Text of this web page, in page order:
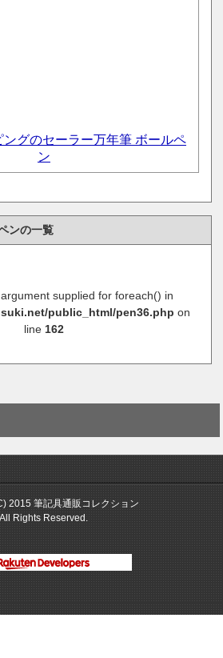
グのセーラー万年筆 ボールペ
ン
ンの一覧
supplied for foreach() in
public_html/pen36.php on
line 162
2015 筆記具通販コレクション
All Rights Reserved.